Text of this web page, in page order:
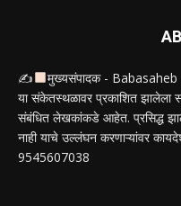
✍
मुख्यसंपादक - Babasaheb
या संकेतस्थळावर प्रकाशित झालेला
संबंधित लेखकांकडे आहेत. प्रसिद्ध
नाही याचे उल्लंघन करणाऱ्यांवर
9545607038